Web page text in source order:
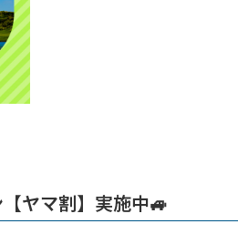
ヤマ割】実施中🚙